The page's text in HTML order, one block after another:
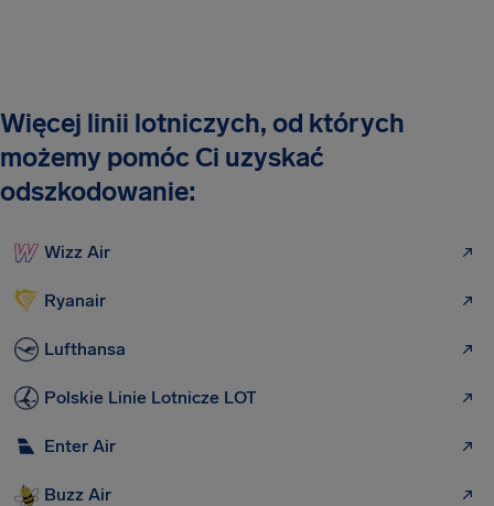
Więcej linii lotniczych, od których
możemy pomóc Ci uzyskać
odszkodowanie:
Wizz Air
Ryanair
Lufthansa
Polskie Linie Lotnicze LOT
Enter Air
Buzz Air